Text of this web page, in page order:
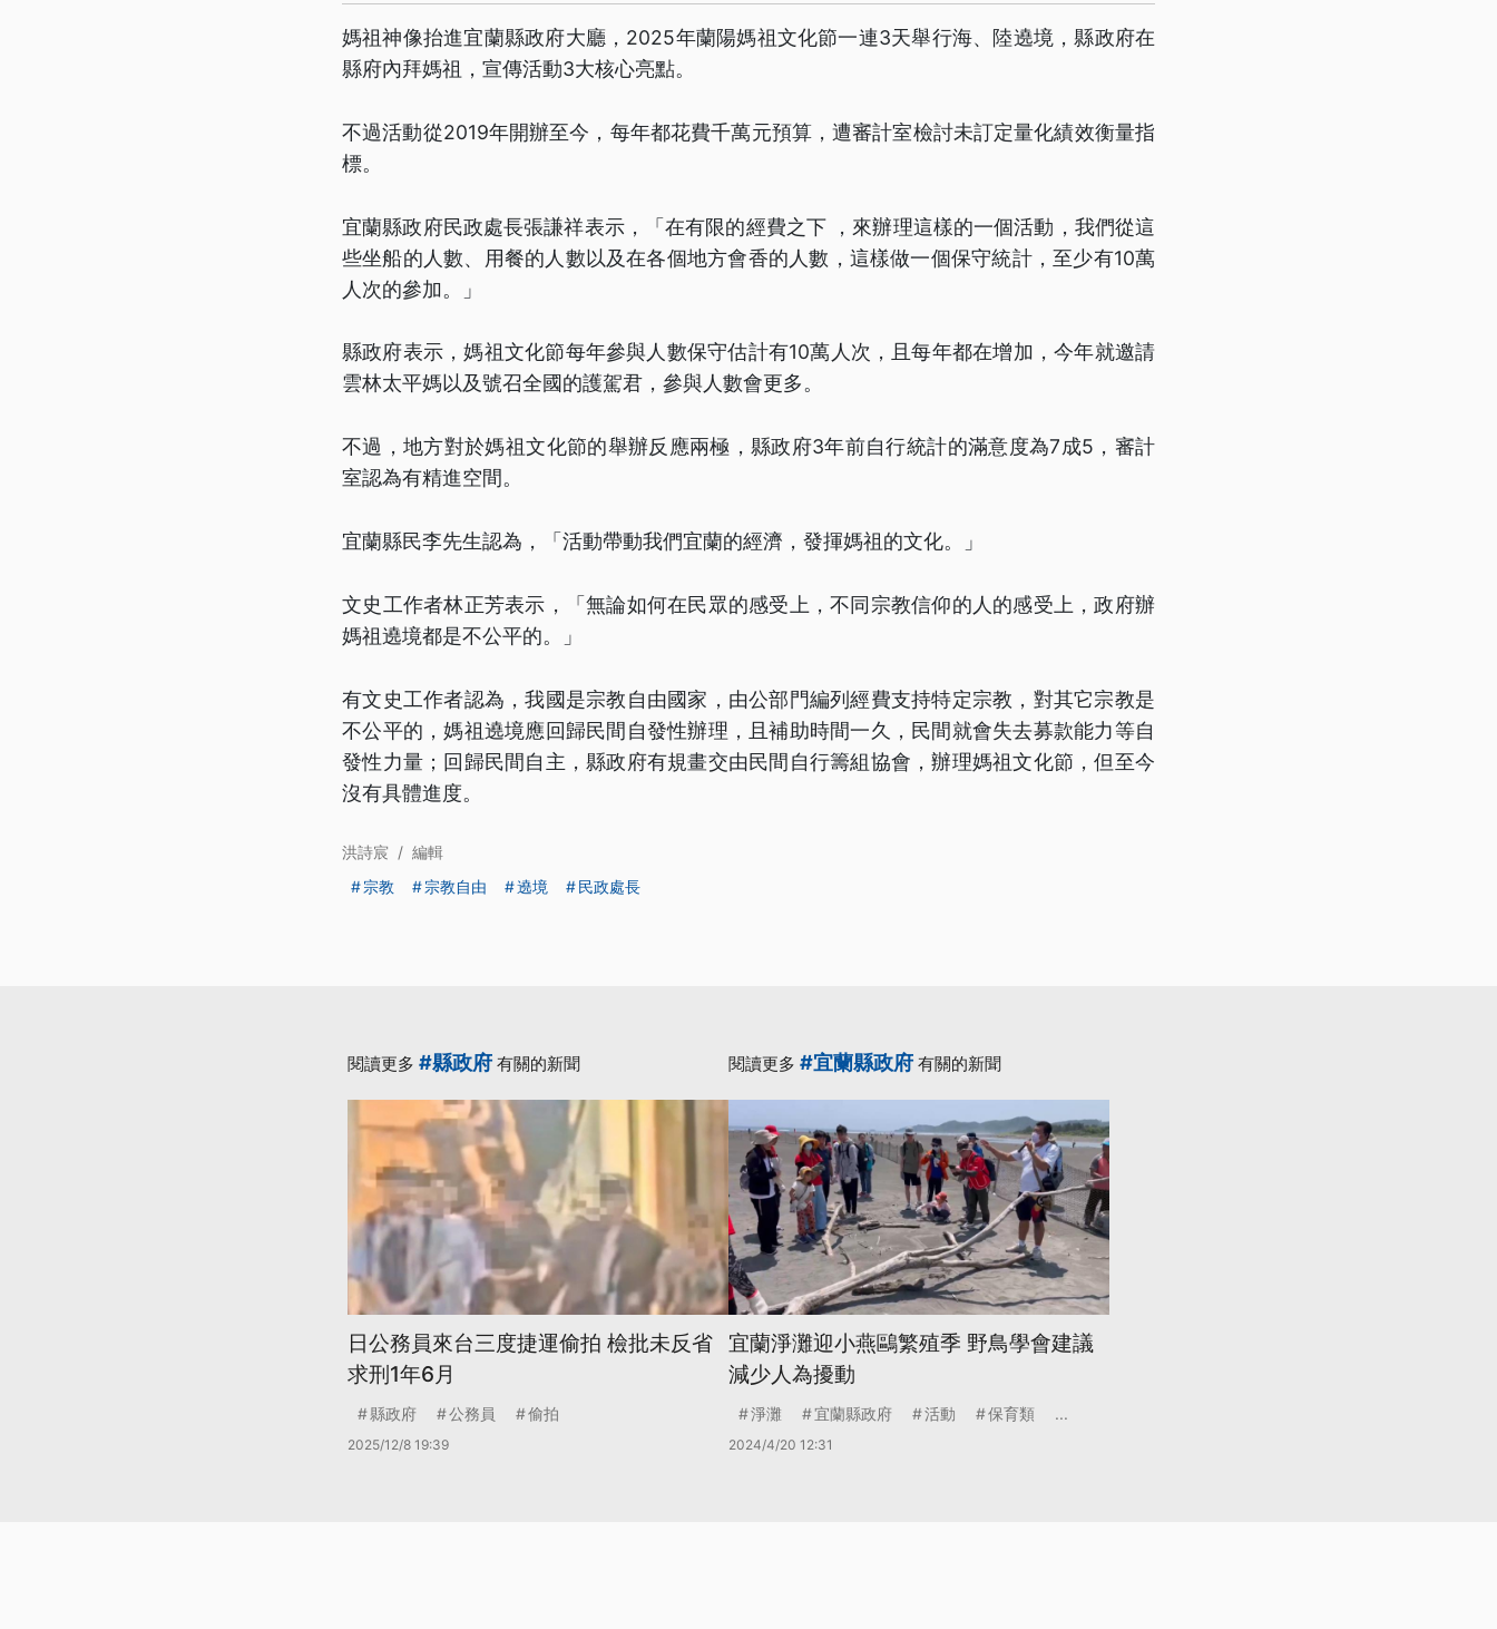
媽祖神像抬進宜蘭縣政府大廳，2025年蘭陽媽祖文化節一連3天舉行海、陸遶境，縣政府在
縣府內拜媽祖，宣傳活動3大核心亮點。
不過活動從2019年開辦至今，每年都花費千萬元預算，遭審計室檢討未訂定量化績效衡量指
標。
宜蘭縣政府民政處長張謙祥表示，「在有限的經費之下 ，來辦理這樣的一個活動，我們從這
些坐船的人數、用餐的人數以及在各個地方會香的人數，這樣做一個保守統計，至少有10萬
人次的參加。」
縣政府表示，媽祖文化節每年參與人數保守估計有10萬人次，且每年都在增加，今年就邀請
雲林太平媽以及號召全國的護駕君，參與人數會更多。
不過，地方對於媽祖文化節的舉辦反應兩極，縣政府3年前自行統計的滿意度為7成5，審計
室認為有精進空間。
宜蘭縣民李先生認為，「活動帶動我們宜蘭的經濟，發揮媽祖的文化。」
文史工作者林正芳表示，「無論如何在民眾的感受上，不同宗教信仰的人的感受上，政府辦
媽祖遶境都是不公平的。」
有文史工作者認為，我國是宗教自由國家，由公部門編列經費支持特定宗教，對其它宗教是
不公平的，媽祖遶境應回歸民間自發性辦理，且補助時間一久，民間就會失去募款能力等自
發性力量；回歸民間自主，縣政府有規畫交由民間自行籌組協會，辦理媽祖文化節，但至今
沒有具體進度。
洪詩宸 / 編輯
宗教
宗教自由 遶境 民政處長
閱讀更多 #縣政府 有關的新聞
日公務員來台三度捷運偷拍 檢批未反省
求刑1年6月
縣政府 公務員 偷拍
2025/12/8 19:39
閱讀更多 #宜蘭縣政府 有關的新聞
宜蘭淨灘迎小燕鷗繁殖季 野鳥學會建議
減少人為擾動
淨灘 宜蘭縣政府 活動 保育類 ...
2024/4/20 12:31